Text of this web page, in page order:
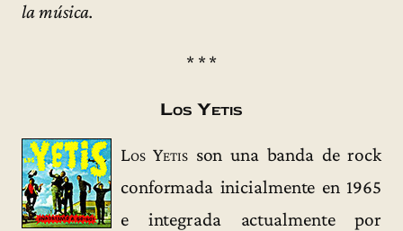
la música.
* * *
Los Yetis
Los Yetisson una banda de rock
conformada inicialmente en 1965
e integrada actualmente por